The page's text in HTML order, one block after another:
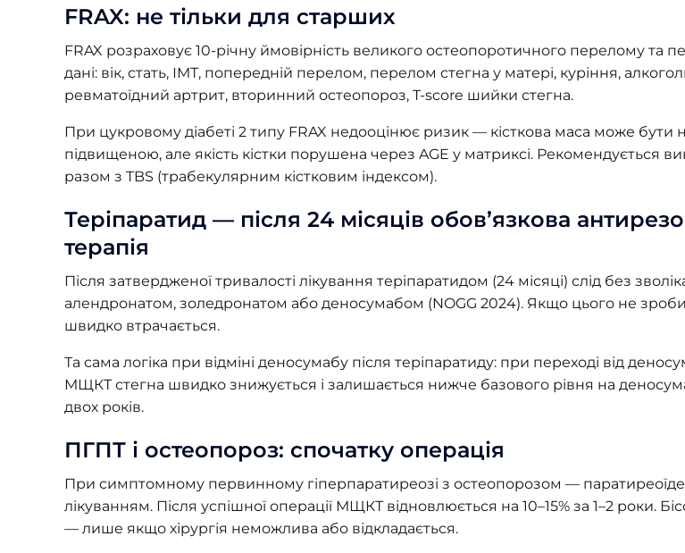
FRAX: не тільки для старших
FRAX розраховує 10-річну ймовірність великого остеопоротичного перелому та
дані: вік, стать, ІМТ, попередній перелом, перелом стегна у матері, куріння,
ревматоїдний артрит, вторинний остеопороз, T-score шийки стегна.
При цукровому діабеті 2 типу FRAX недооцінює ризик — кісткова маса може
підвищеною, але якість кістки порушена через AGE у матриксі. Рекомендується
разом з TBS (трабекулярним кістковим індексом).
Теріпаратид — після 24 місяців обов’язкова
терапія
Після затвердженої тривалості лікування теріпаратидом (24 місяці) слід без
алендронатом, золедронатом або деносумабом (NOGG 2024). Якщо цього не
швидко втрачається.
Та сама логіка при відміні деносумабу після теріпаратиду: при переході від
МЩКТ стегна швидко знижується і залишається нижче базового рівня на
двох років.
ПГПТ і остеопороз: спочатку операція
При симптомному первинному гіперпаратиреозі з остеопорозом —
лікуванням. Після успішної операції МЩКТ відновлюється на 10–15% за 1–2 роки.
— лише якщо хірургія неможлива або відкладається.